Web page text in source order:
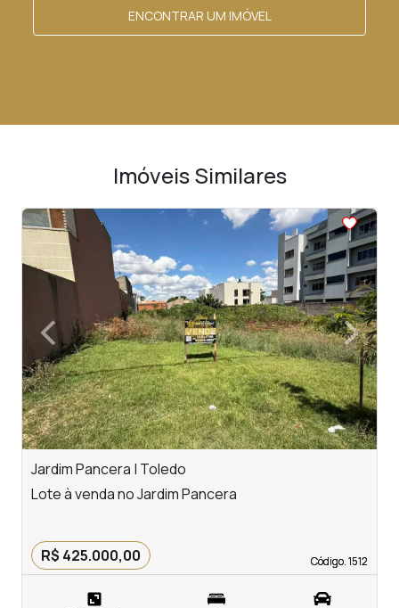
ENCONTRAR UM IMÓVEL
Imóveis Similares
<<< <
‹
Previous ›
Next
Jardim Pancera | Toledo
Código. 1512
Código. 1512
Lote à venda no Jardim Pancera
R$ 425.000,00